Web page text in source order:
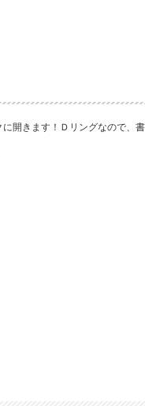
開きます！Ｄリングなので